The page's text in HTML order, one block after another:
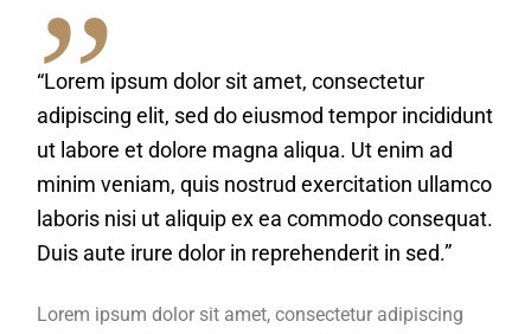
“Lorem ipsum dolor sit amet, consectetur
adipiscing elit, sed do eiusmod tempor incididunt
ut labore et dolore magna aliqua. Ut enim ad
minim veniam, quis nostrud exercitation ullamco
laboris nisi ut aliquip ex ea commodo consequat.
Duis aute irure dolor in reprehenderit in sed.”
Lorem ipsum dolor sit amet, consectetur adipiscing